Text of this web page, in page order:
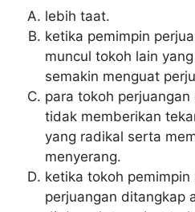
lebih taat.
ketika pemimpin
muncul tokoh lain
semakin menguat
para tokoh
tidak memberikan
yang radikal serta
menyerang.
ketika tokoh pemimpin
perjuangan ditangkap